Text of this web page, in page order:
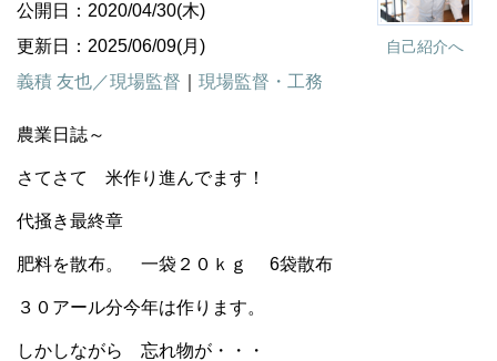
自己紹介へ
公開日：2020/04/30(木)
更新日：2025/06/09(月)
義積 友也／現場監督
現場監督・工務
農業日誌～
さてさて 米作り進んでます！
代掻き最終章
肥料を散布。 一袋２０ｋｇ 6袋散布
３０アール分今年は作ります。
しかしながら 忘れ物が・・・